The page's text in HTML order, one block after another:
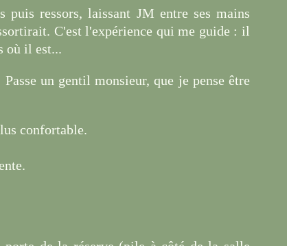
puis ressors, laissant JM entre ses mains
C'est l'expérience qui me guide : il
où il est...
un gentil monsieur, que je pense être
confortable.